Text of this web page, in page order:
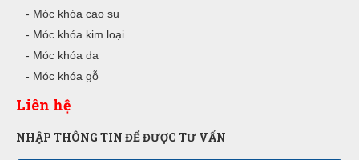
- Móc khóa cao su
- Móc khóa kim loại
- Móc khóa da
- Móc khóa gỗ
Liên hệ
NHẬP THÔNG TIN ĐỂ ĐƯỢC TƯ VẤN